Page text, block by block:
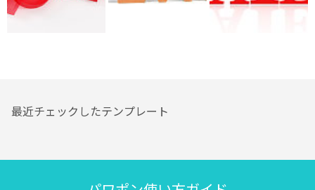
最近チェックしたテンプレート